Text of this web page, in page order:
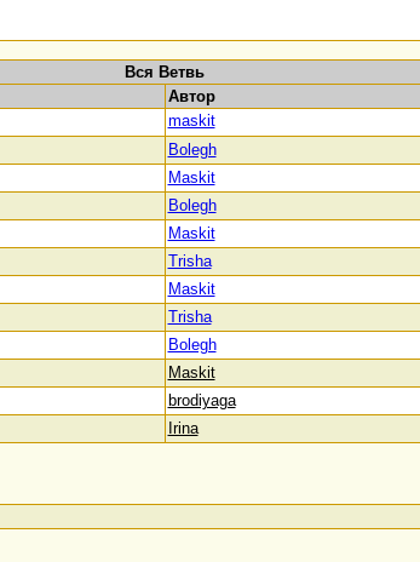
Вся Ветвь
Автор
maskit
Bolegh
Maskit
Bolegh
Maskit
Trisha
Maskit
Trisha
Bolegh
Maskit
brodiyaga
Irina